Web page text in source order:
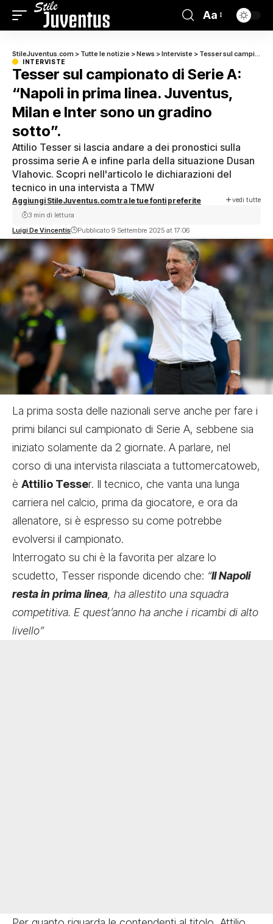
Aa
StileJuventus.com > Tutte le notizie >News >Interviste > Tesser sul campionato di Serie A: “Napoli in prima linea. Juventus, Milan e Inter sono un gradino sotto”.
INTERVISTE
Tesser sul campionato di Serie A:
“Napoli in prima linea. Juventus,
Milan e Inter sono un gradino
sotto”.
Attilio Tesser si lascia andare a dei pronostici sulla
prossima serie A e infine parla della situazione Dusan
Vlahovic. Scopri nell'articolo le dichiarazioni del
tecnico in una intervista a TMW
Aggiungi StileJuventus.com tra le tue fonti preferite vedi tutte
Luigi De Vincentis Pubblicato 9 Settembre 2025 at 17:06
3 min di lettura
La prima sosta delle nazionali serve anche per fare i
primi bilanci sul campionato di Serie A, sebbene sia
iniziato solamente da 2 giornate. A parlare, nel
corso di una intervista rilasciata a tuttomercatoweb,
è Attilio Tesser. Il tecnico, che vanta una lunga
carriera nel calcio, prima da giocatore, e ora da
allenatore, si è espresso su come potrebbe
evolversi il campionato.
Interrogato su chi è la favorita per alzare lo
scudetto, Tesser risponde dicendo che: “Il Napoli
resta in prima linea, ha allestito una squadra
competitiva. E quest’anno ha anche i ricambi di alto
livello”